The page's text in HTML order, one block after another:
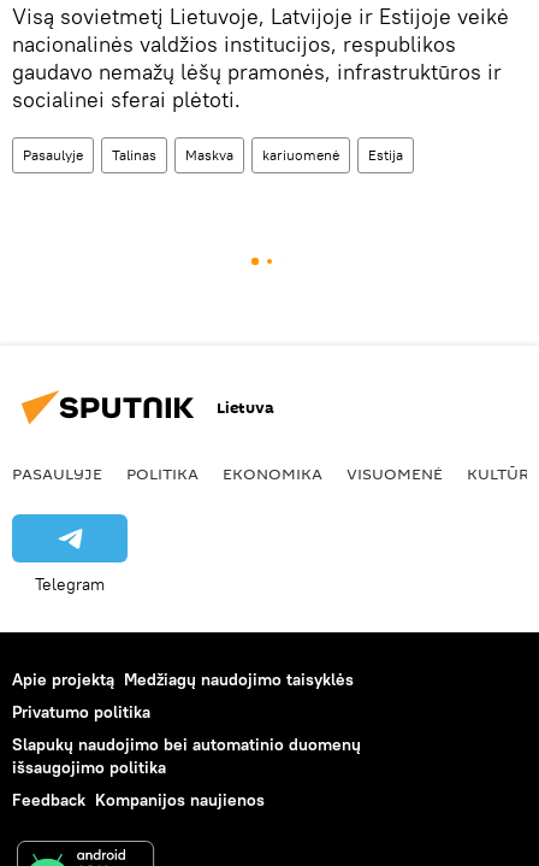
Visą sovietmetį Lietuvoje, Latvijoje ir Estijoje veikė
nacionalinės valdžios institucijos, respublikos
gaudavo nemažų lėšų pramonės, infrastruktūros ir
socialinei sferai plėtoti.
Pasaulyje Talinas Maskva kariuomenė Estija
Lietuva
PASAULYJE POLITIKA EKONOMIKA VISUOMENĖ KULTŪRA
Telegram
Apie projektą Medžiagų naudojimo taisyklės
Privatumo politika
Slapukų naudojimo bei automatinio duomenų
išsaugojimo politika
Feedback Kompanijos naujienos